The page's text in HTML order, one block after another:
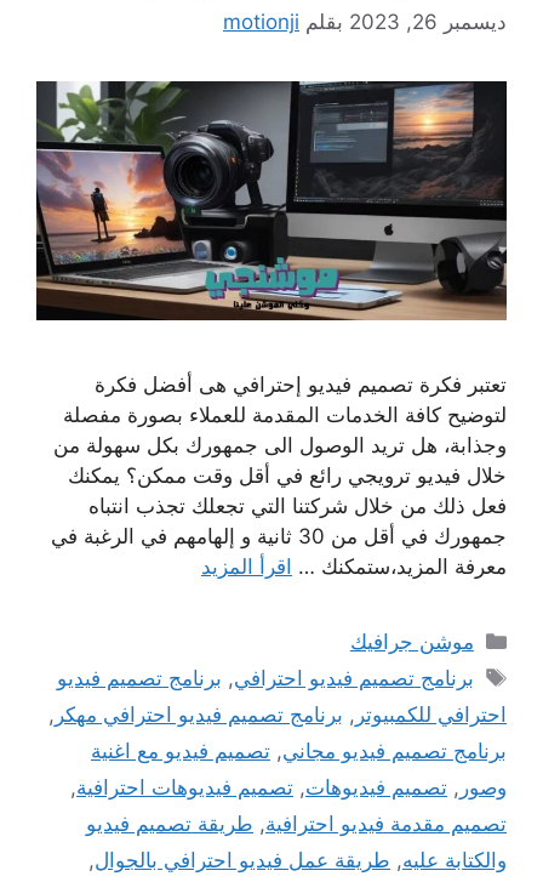
ديسمبر 26, 2023 بقلم motionji
تعتبر فكرة تصميم فيديو إحترافي هى أفضل فكرة
لتوضيح كافة الخدمات المقدمة للعملاء بصورة مفصلة
وجذابة، هل تريد الوصول الى جمهورك بكل سهولة من
خلال فيديو ترويجي رائع في أقل وقت ممكن؟ يمكنك
فعل ذلك من خلال شركتنا التي تجعلك تجذب انتباه
جمهورك في أقل من 30 ثانية و إلهامهم في الرغبة في
معرفة المزيد،ستمكنك … اقرأ المزيد
التصنيفات
موشن جرافيك
الوسوم
برنامج تصميم فيديو احترافي, برنامج تصميم فيديو
احترافي للكمبيوتر , برنامج تصميم فيديو احترافي مهكر ,
برنامج تصميم فيديو مجاني, تصميم فيديو مع اغنية
وصور , تصميم فيديوهات, تصميم فيديوهات احترافية,
تصميم مقدمة فيديو احترافية, طريقة تصميم فيديو
والكتابة عليه, طريقة عمل فيديو احترافي بالجوال,